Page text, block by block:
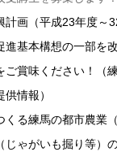
計画（平成23年度～
進基本構想の一部を
ご賞味ください！（
情報）
る練馬の都市農業（
じゃがいも掘り等）